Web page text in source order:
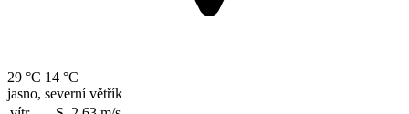
29 °C 14 °C
jasno, severní větřík